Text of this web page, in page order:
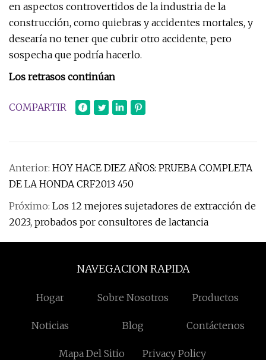
en aspectos controvertidos de la industria de la
construcción, como quiebras y accidentes mortales, y
desearía no tener que cubrir otro accidente, pero
sospecha que podría hacerlo.
Los retrasos continúan
COMPARTIR
Anterior: HOY HACE DIEZ AÑOS: PRUEBA COMPLETA
DE LA HONDA CRF2013 450
Próximo: Los 12 mejores sujetadores de extracción de
2023, probados por consultores de lactancia
NAVEGACION RAPIDA
Hogar Sobre Nosotros Productos
Noticias Blog Contáctenos
Mapa Del Sitio Privacy Policy